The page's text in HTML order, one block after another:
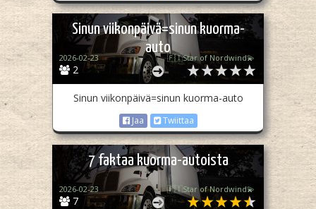
Sinun viikonpäivä=sinun kuorma-
auto
2
2026-02-23 🇫🇮Star of Nordwind💫
Sinun viikonpäivä=sinun kuorma-auto
Jaa Twiittaa
7 faktaa kuorma-autoista
7
2026-02-23 🇫🇮Star of Nordwind💫